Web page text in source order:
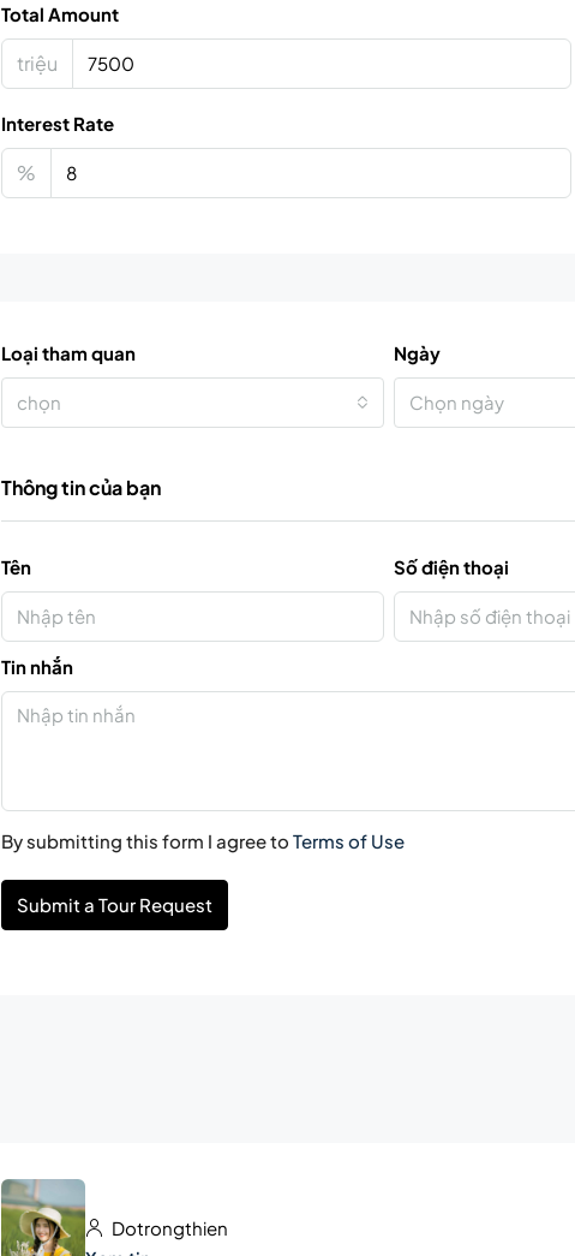
Total Amount
triệu
Interest Rate
%
Loại tham quan
chọn
Ngày
Chọn ngày
Thông tin của bạn
Tên Số điện thoại
Tin nhắn
By submitting this form I agree toTerms of Use
Submit a Tour Request
Dotrongthien